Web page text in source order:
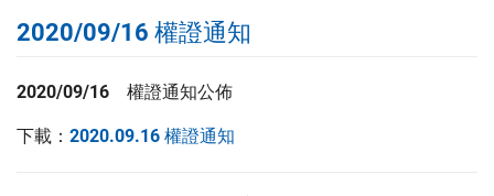
2020/09/16 權證通知
2020/09/16 權證通知公佈
下載： 2020.09.16 權證通知